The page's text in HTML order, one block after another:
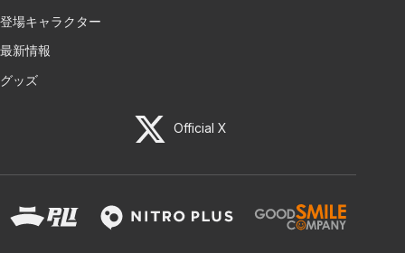
登場キャラクター
最新情報
グッズ
Official X